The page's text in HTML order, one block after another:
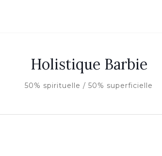
Holistique Barbie
50% spirituelle / 50% superficielle